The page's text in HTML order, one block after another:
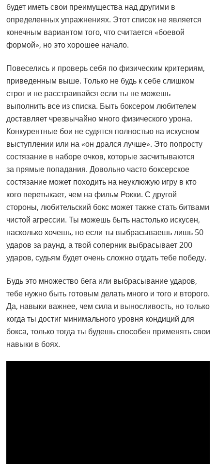
будет иметь свои преимущества над другими в
определенных упражнениях. Этот список не является
конечным вариантом того, что считается «боевой
формой», но это хорошее начало.
Повеселись и проверь себя по физическим критериям,
приведенным выше. Только не будь к себе слишком
строг и не расстраивайся если ты не можешь
выполнить все из списка. Быть боксером любителем
доставляет чрезвычайно много физического урона.
Конкурентные бои не судятся полностью на искусном
выступлении или на «он дрался лучше». Это попросту
состязание в наборе очков, которые засчитываются
за прямые попадания. Довольно часто боксерское
состязание может походить на неуклюжую игру в кто
кого перетыкает, чем на фильм Рокки. С другой
стороны, любительский бокс может также стать битвами
чистой агрессии. Ты можешь быть настолько искусен,
насколько хочешь, но если ты выбрасываешь лишь 50
ударов за раунд, а твой соперник выбрасывает 200
ударов, судьям будет очень сложно отдать тебе победу.
Будь это множество бега или выбрасывание ударов,
тебе нужно быть готовым делать много и того и второго.
Да, навыки важнее, чем сила и выносливость, но только
когда ты достиг минимального уровня кондиций для
бокса, только тогда ты будешь способен применять свои
навыки в боях.